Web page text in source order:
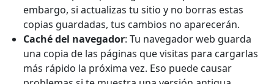
embargo, si actualizas tu sitio y no borras estas
copias guardadas, tus cambios no aparecerán.
Caché del navegador: Tu navegador web guarda
una copia de las páginas que visitas para cargarlas
más rápido la próxima vez. Eso puede causar